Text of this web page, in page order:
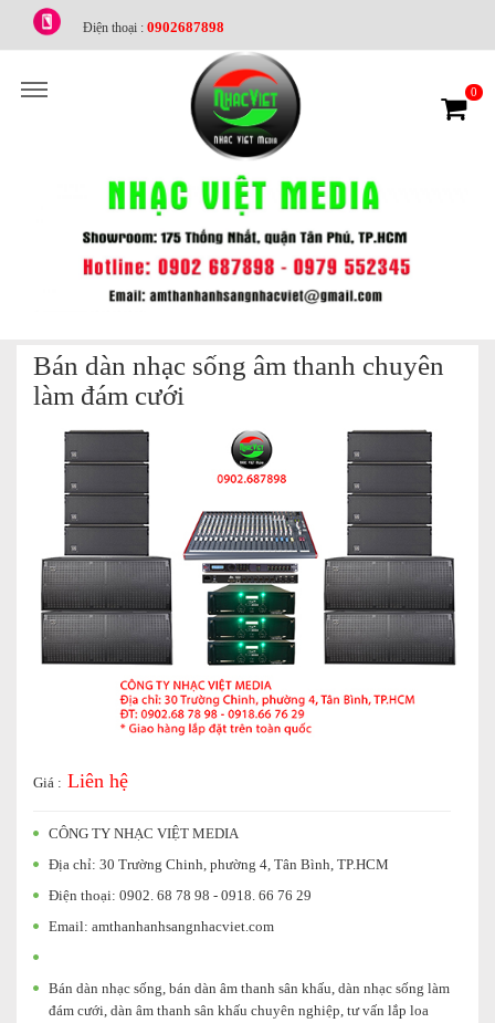
Điện thoại : 0902687898
0
Bán dàn nhạc sống âm thanh chuyên
làm đám cưới
Giá : Liên hệ
CÔNG TY NHẠC VIỆT MEDIA
Địa chỉ: 30 Trường Chinh, phường 4, Tân Bình, TP.HCM
Điện thoại: 0902. 68 78 98 - 0918. 66 76 29
Email: amthanhanhsangnhacviet.com
Bán dàn nhạc sống, bán dàn âm thanh sân khấu, dàn nhạc sống làm
đám cưới, dàn âm thanh sân khấu chuyên nghiệp, tư vấn lắp loa